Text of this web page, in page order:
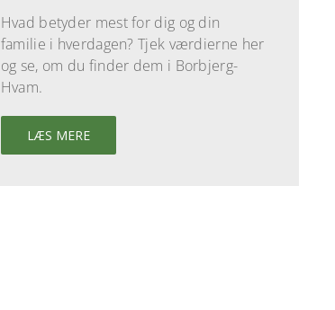
Hvad betyder mest for dig og din
familie i hverdagen? Tjek værdierne her
og se, om du finder dem i Borbjerg-
Hvam.
LÆS MERE